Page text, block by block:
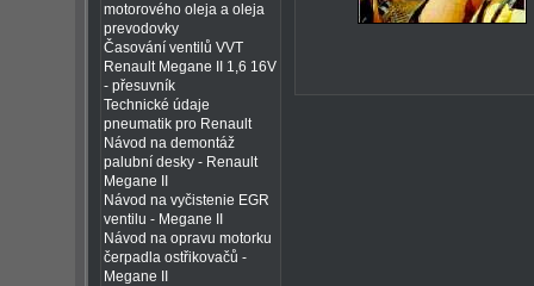
motorového oleja a oleja
prevodovky
Časování ventilů VVT
Renault Megane II 1,6 16V
- přesuvník
Technické údaje
pneumatik pro Renault
Návod na demontáž
palubní desky - Renault
Megane II
Návod na vyčistenie EGR
ventilu - Megane II
Návod na opravu motorku
čerpadla ostřikovačů -
Megane II